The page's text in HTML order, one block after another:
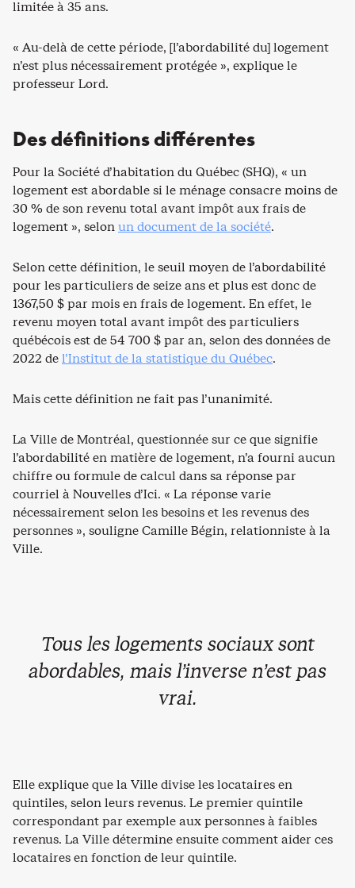
limitée à 35 ans.
« Au-delà de cette période, [l’abordabilité du] logement
n’est plus nécessairement protégée », explique le
professeur Lord.
Des définitions différentes
Pour la Société d’habitation du Québec (SHQ), « un
logement est abordable si le ménage consacre moins de
30 % de son revenu total avant impôt aux frais de
logement », selonun document de la société.
Selon cette définition, le seuil moyen de l’abordabilité
pour les particuliers de seize ans et plus est donc de
1367,50 $ par mois en frais de logement. En effet, le
revenu moyen total avant impôt des particuliers
québécois est de 54 700 $ par an, selon des données de
2022 del’Institut de la statistique du Québec.
Mais cette définition ne fait pas l’unanimité.
La Ville de Montréal, questionnée sur ce que signifie
l’abordabilité en matière de logement, n’a fourni aucun
chiffre ou formule de calcul dans sa réponse par
courriel à Nouvelles d’Ici. « La réponse varie
nécessairement selon les besoins et les revenus des
personnes », souligne Camille Bégin, relationniste à la
Ville.
Tous les logements sociaux sont
abordables, mais l’inverse n’est pas
vrai.
Elle explique que la Ville divise les locataires en
quintiles, selon leurs revenus. Le premier quintile
correspondant par exemple aux personnes à faibles
revenus. La Ville détermine ensuite comment aider ces
locataires en fonction de leur quintile.